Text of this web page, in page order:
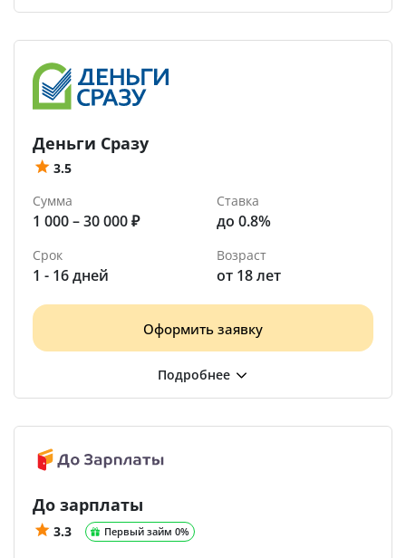
Деньги Сразу
3.5
Сумма
1 000 – 30 000 ₽
Ставка
до 0.8%
Срок
1 - 16 дней
Возраст
от 18 лет
Оформить заявку
До зарплаты
3.3 Первый займ 0%